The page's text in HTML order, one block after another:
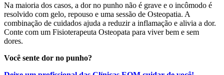
Na maioria dos casos, a dor no punho não é grave e o incômodo é
resolvido com gelo, repouso e uma sessão de Osteopatia. A
combinação de cuidados ajuda a reduzir a inflamação e alivia a dor.
Conte com um Fisioterapeuta Osteopata para viver bem e sem
dores.
Você sente dor no punho?